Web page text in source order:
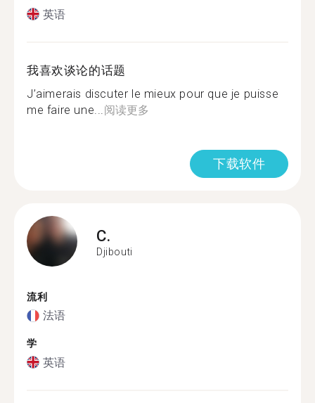
英语
我喜欢谈论的话题
J’aimerais discuter le mieux pour que je puisse
me faire une... 阅读更多
下载软件
C.
Djibouti
流利
法语
学
英语